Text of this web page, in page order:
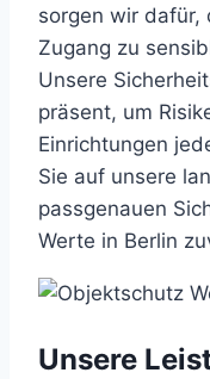
sorgen wir dafür,
Zugang zu
Unsere
präsent, um
Einrichtungen
Sie auf unsere
passgenauen
Werte in Berlin
Unsere